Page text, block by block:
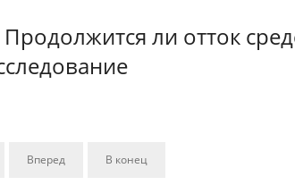
ли отток
Вперед В конец